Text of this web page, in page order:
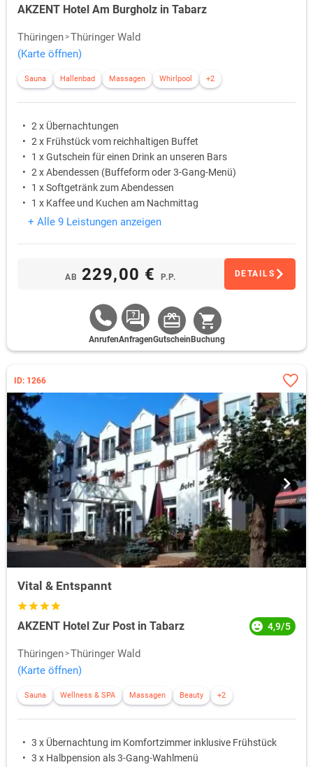
AKZENT Hotel Am Burgholz in Tabarz
Thüringen Thüringer Wald
(Karte öffnen)
Sauna Hallenbad Massagen Whirlpool +2
2 x Übernachtungen
2 x Frühstück vom reichhaltigen Buffet
1 x Gutschein für einen Drink an unseren Bars
2 x Abendessen (Buffeform oder 3-Gang-Menü)
1 x Softgetränk zum Abendessen
1 x Kaffee und Kuchen am Nachmittag
+ Alle 9 Leistungen anzeigen
AB 229,00 € P.P. DETAILS
AnrufenAnfragenGutschein Buchung
ID: 1266
Vital & Entspannt
AKZENT Hotel Zur Post in Tabarz 4,9/5
Thüringen Thüringer Wald
(Karte öffnen)
Sauna Wellness & SPA Massagen Beauty +2
3 x Übernachtung im Komfortzimmer inklusive Frühstück
3 x Halbpension als 3-Gang-Wahlmenü